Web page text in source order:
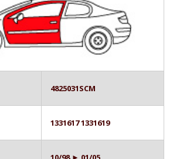
4825031SCM
1331617 1331619